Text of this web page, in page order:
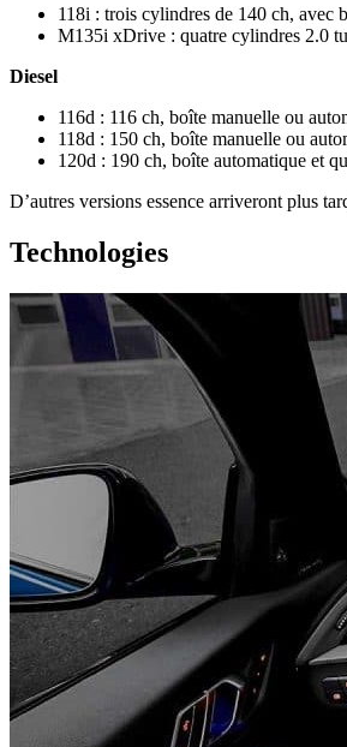
118i : trois cylindres de 140 ch, avec
M135i xDrive : quatre cylindres 2.0
Diesel
116d : 116 ch, boîte manuelle ou
118d : 150 ch, boîte manuelle ou
120d : 190 ch, boîte automatique et
D’autres versions essence arriveront plus
Technologies